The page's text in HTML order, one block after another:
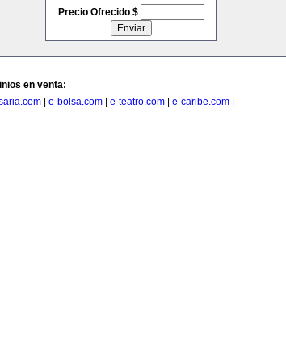
Precio Ofrecido $
en venta:
e-bolsa.com e-teatro.com e-caribe.com